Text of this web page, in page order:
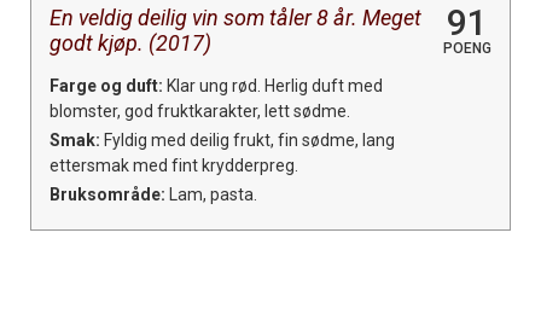
En veldig deilig vin som tåler 8 år. Meget
godt kjøp. (2017)
91
POENG
Farge og duft: Klar ung rød. Herlig duft med
blomster, god fruktkarakter, lett sødme.
Smak: Fyldig med deilig frukt, fin sødme, lang
ettersmak med fint krydderpreg.
Bruksområde: Lam, pasta.